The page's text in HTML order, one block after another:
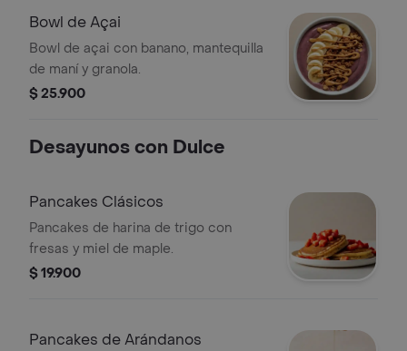
Bowl de Açai
Bowl de açai con banano, mantequilla
de maní y granola.
$ 25.900
Desayunos con Dulce
Pancakes Clásicos
Pancakes de harina de trigo con
fresas y miel de maple.
$ 19.900
Pancakes de Arándanos